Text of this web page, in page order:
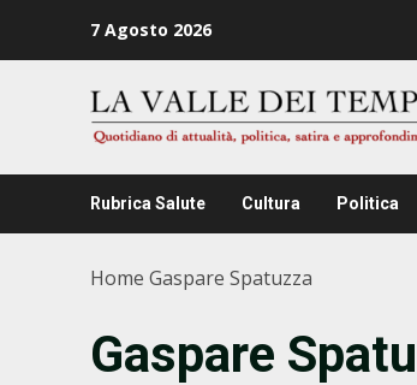
7 Agosto 2026
Rubrica Salute Cultura Politica
Home Gaspare Spatuzza
Gaspare